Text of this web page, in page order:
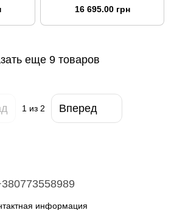
16 695.00 грн
еще 9 товаров
1из 2 Вперед
информация